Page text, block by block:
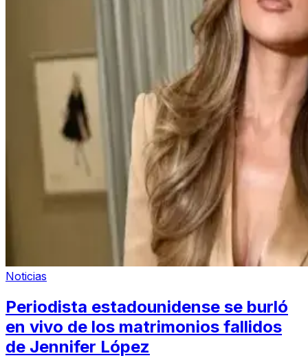
Noticias
Periodista estadounidense se burló
en vivo de los matrimonios fallidos
de Jennifer López